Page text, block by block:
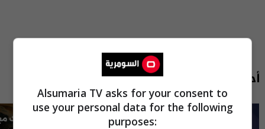
أحدث الحلقات
Alsumaria TV asks for your consent to
use your personal data for the following
purposes: